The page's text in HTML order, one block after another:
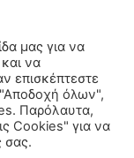
Κοινωνία
μας για να
να
επισκέπτεστε
όλων",
Παρόλαυτα,
Cookies" για να
σας.